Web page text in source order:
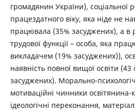
громадянин України), соціальної
працездатного віку, яка ніде не
працювала (35% засуджених), а в
трудової функції – особа, яка
викладачем (19% засуджених)),
наявність повної вищої освіти
засуджених). Морально-
мотиваційні чинники освітянина-
ідеологічні переконання,